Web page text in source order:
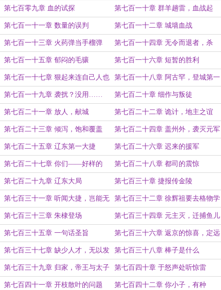
第七百零九章 血的试探 第七百一十章 群羊趟雷，血战起
第七百一十一章 数量的误判 第七百一十二章 城墙血战
第七百一十三章 火药弹当手榴弹 第七百一十四章 无令而退者，杀
第七百一十五章 郁闷的毛骧 第七百一十六章 短暂的胜利
第七百一十七章 狠起来连自己人也
杀
第七百一十八章 阿古罕，登城第一
人
第七百一十九章 袭扰？没用…… 第七百二十章 细作与叛徒
第七百二十一章 放人，献城 第七百二十二章 诡计，地主之谊
第七百二十三章 倾泻，饱和覆盖 第七百二十四章 盖州外，袭灭元军
第七百二十五章 辽东第一大捷 第七百二十六章 迟来的援军
第七百二十七章 你们——好样的 第七百二十八章 都司的震惊
第七百二十九章 辽东大局 第七百三十章 捷报传金陵
第七百三十一章 听闻大捷，岂能无
酒？
第七百三十二章 徐辉祖要去格物学
院
第七百三十三章 朱棣登场 第七百三十四章 元主灭，迁捕鱼儿
海
第七百三十五章 一句话圣旨 第七百三十六章 返京的惊喜，定远
号
第七百三十七章 缺少人才，无以发
展
第七百三十八章 棒子是什么
第七百三十九章 归家，帝王与太子
亲迎
第七百四十章 于怒声处听惊雷
第七百四十一章 开枝散叶的问题 第七百四十二章 你小子，有种